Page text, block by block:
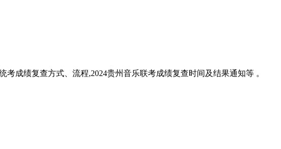
成绩复查方式、流程,2024贵州音乐联考成绩复查时间及结果通知等 。